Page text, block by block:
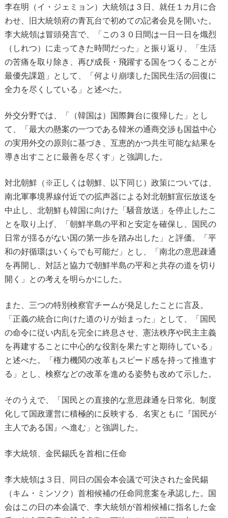
李在明（イ・ジェミョン）大統領は３日、就任１カ月に合
わせ、旧大統領府の青瓦台で初めての記者会見を開いた。
李大統領は冒頭発言で、「この３０日間は一日一日を熾烈
（しれつ）に走ってきた時間だった」と振り返り、「生活
の苦痛を取り除き、再び成長・飛躍する国をつくることが
最優先課題」として、「何より崩壊した国民生活の回復に
全力を尽くしている」と述べた。
外交分野では、「（韓国は）国際舞台に復帰した」とし
て、「最大の懸案の一つである韓米の通商交渉も国益中心
の実用外交の原則に基づき、互恵的かつ共生可能な結果を
導き出すことに最善を尽くす」と強調した。
対北朝鮮（※正しくは朝鮮、以下同じ）政策については、
南北軍事境界線付近での拡声器による対北朝鮮宣伝放送を
中止し、北朝鮮も韓国に向けた「騒音放送」を停止したこ
とを取り上げ、「朝鮮半島の平和と安定を確保し、国民の
日常が揺るがない国の第一歩を踏み出した」と評価。「平
和の好循環はいくらでも可能だ」とし、「南北の意思疎通
を再開し、対話と協力で朝鮮半島の平和と共存の道を切り
開く」との考えを明らかにした。
また、三つの特別検察官チームが発足したことに言及。
「正義の統合に向けた道のりが始まった」として、「国民
の命令に従い内乱を完全に終息させ、憲法秩序や民主主義
を再建することに中心的な役割を果たすと期待している」
と述べた。「権力機関の改革もスピード感を持って推進す
る」とし、検察などの改革を進める姿勢も改めて示した。
そのうえで、「国民との直接的な意思疎通を日常化、制度
化して国政運営に積極的に反映する、名実ともに『国民が
主人である国』へ進む」と強調した。
李大統領、金民錫氏を首相に任命
李大統領は３日、同日の国会本会議で可決された金民錫
（キム・ミンソク）首相候補の任命同意案を承認した。国
会はこの日の本会議で、李大統領が首相候補に指名した金